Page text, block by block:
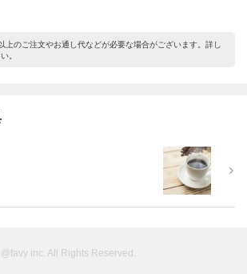
上のご注文やお通し代などが必要な場合がございます。詳し
。
@favy inc. All Rights Reserved.